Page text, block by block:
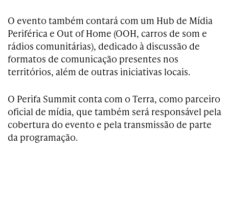
O evento também contará com um Hub de Mídia
Periférica e Out of Home (OOH, carros de som e
rádios comunitárias), dedicado à discussão de
formatos de comunicação presentes nos
territórios, além de outras iniciativas locais.
O Perifa Summit conta com o Terra, como parceiro
oficial de mídia, que também será responsável pela
cobertura do evento e pela transmissão de parte
da programação.